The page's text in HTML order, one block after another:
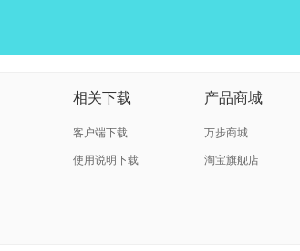
相关下载
客户端下载
使用说明下载
产品商城
万步商城
淘宝旗舰店